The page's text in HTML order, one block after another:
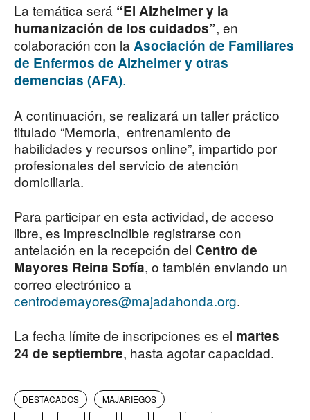
La temática será “El Alzheimer y la
humanización de los cuidados”, en
colaboración con la Asociación de Familiares
de Enfermos de Alzheimer y otras
demencias (AFA).
A continuación, se realizará un taller práctico
titulado “Memoria, entrenamiento de
habilidades y recursos online”, impartido por
profesionales del servicio de atención
domiciliaria.
Para participar en esta actividad, de acceso
libre, es imprescindible registrarse con
antelación en la recepción del Centro de
Mayores Reina Sofía, o también enviando un
correo electrónico a
centrodemayores@majadahonda.org.
La fecha límite de inscripciones es el martes
24 de septiembre, hasta agotar capacidad.
DESTACADOS MAJARIEGOS